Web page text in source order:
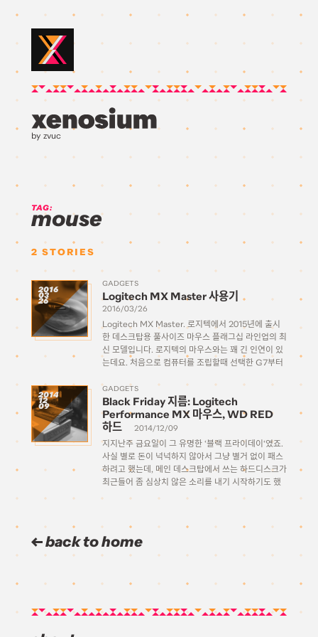
by zvuc
TAG:
mouse
2 STORIES
2016
03
26
GADGETS
Logitech MX Master 사용기
2016/03/26
Logitech MX Master. 로지텍에서 2015년에 출시
한 데스크탑용 풀사이즈 마우스 플래그십 라인업의 최
신 모델입니다. 로지텍의 마우스와는 꽤 긴 인연이 있
는데요. 처음으로 컴퓨터를 조립할때 선택한 G7부터
을 거쳐왔습니다. 회사에 취직하면서 원래 집에서 쓰
던 G700을 회사에 가서 […]
2014
12
09
GADGETS
Black Friday 지름: Logitech
Performance MX 마우스, WD RED
하드
2014/12/09
지지난주 금요일이 그 유명한 ‘블랙 프라이데이‘였죠.
사실 별로 돈이 넉넉하지 않아서 그냥 별거 없이 패스
하려고 했는데, 메인 데스크탑에서 쓰는 하드디스크가
최근들어 좀 심상치 않은 소리를 내기 시작하기도 했
back to home